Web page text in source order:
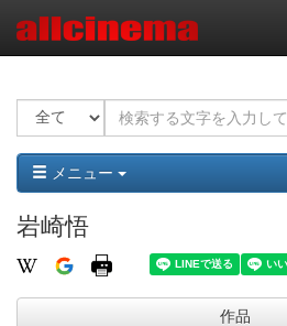
メニュー
岩崎悟
作品